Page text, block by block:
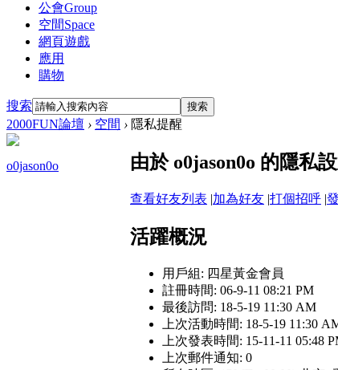
公會Group
空間Space
網頁遊戲
應用
購物
搜索 搜索
2000FUN論壇 › 空間 › 隱私提醒
o0jason0o 由於 o0jason0o 的隱私
查看好友列表 |加為好友 |打個招呼 |
活躍概況
用戶組: 四星黃金會員
註冊時間: 06-9-11 08:21 PM
最後訪問: 18-5-19 11:30 AM
上次活動時間: 18-5-19 11:30
上次發表時間: 15-11-11 05:48
上次郵件通知: 0